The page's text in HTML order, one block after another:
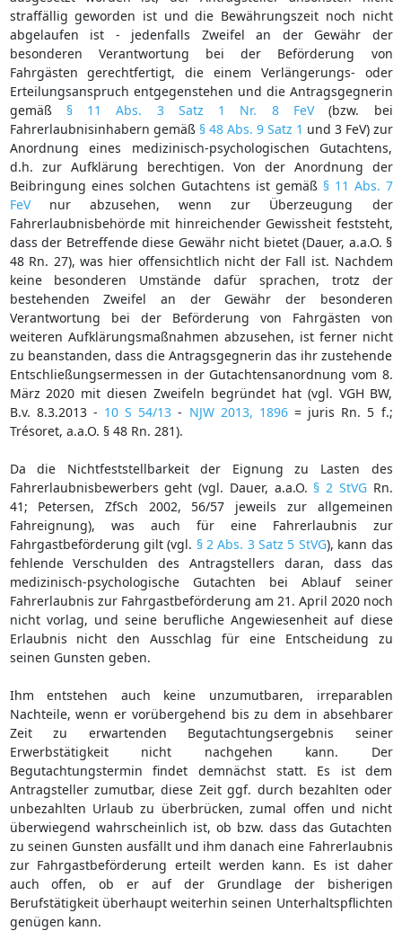
straffällig geworden ist und die Bewährungszeit noch nicht
abgelaufen ist - jedenfalls Zweifel an der Gewähr der
besonderen Verantwortung bei der Beförderung von
Fahrgästen gerechtfertigt, die einem Verlängerungs- oder
Erteilungsanspruch entgegenstehen und die Antragsgegnerin
gemäß § 11 Abs. 3 Satz 1 Nr. 8 FeV(bzw. bei
Fahrerlaubnisinhabern gemäß § 48 Abs. 9 Satz 1 und 3 FeV) zur
Anordnung eines medizinisch-psychologischen Gutachtens,
d.h. zur Aufklärung berechtigen. Von der Anordnung der
Beibringung eines solchen Gutachtens ist gemäß § 11 Abs. 7
FeVnur abzusehen, wenn zur Überzeugung der
Fahrerlaubnisbehörde mit hinreichender Gewissheit feststeht,
dass der Betreffende diese Gewähr nicht bietet (Dauer, a.a.O. §
48 Rn. 27), was hier offensichtlich nicht der Fall ist. Nachdem
keine besonderen Umstände dafür sprachen, trotz der
bestehenden Zweifel an der Gewähr der besonderen
Verantwortung bei der Beförderung von Fahrgästen von
weiteren Aufklärungsmaßnahmen abzusehen, ist ferner nicht
zu beanstanden, dass die Antragsgegnerin das ihr zustehende
Entschließungsermessen in der Gutachtensanordnung vom 8.
März 2020 mit diesen Zweifeln begründet hat (vgl. VGH BW,
B.v. 8.3.2013 - 10 S 54/13 - NJW 2013, 1896= juris Rn. 5 f.;
Trésoret, a.a.O. § 48 Rn. 281).
Da die Nichtfeststellbarkeit der Eignung zu Lasten des
Fahrerlaubnisbewerbers geht (vgl. Dauer, a.a.O. § 2 StVGRn.
41; Petersen, ZfSch 2002, 56/57 jeweils zur allgemeinen
Fahreignung), was auch für eine Fahrerlaubnis zur
Fahrgastbeförderung gilt (vgl. § 2 Abs. 3 Satz 5 StVG), kann das
fehlende Verschulden des Antragstellers daran, dass das
medizinisch-psychologische Gutachten bei Ablauf seiner
Fahrerlaubnis zur Fahrgastbeförderung am 21. April 2020 noch
nicht vorlag, und seine berufliche Angewiesenheit auf diese
Erlaubnis nicht den Ausschlag für eine Entscheidung zu
seinen Gunsten geben.
Ihm entstehen auch keine unzumutbaren, irreparablen
Nachteile, wenn er vorübergehend bis zu dem in absehbarer
Zeit zu erwartenden Begutachtungsergebnis seiner
Erwerbstätigkeit nicht nachgehen kann. Der
Begutachtungstermin findet demnächst statt. Es ist dem
Antragsteller zumutbar, diese Zeit ggf. durch bezahlten oder
unbezahlten Urlaub zu überbrücken, zumal offen und nicht
überwiegend wahrscheinlich ist, ob bzw. dass das Gutachten
zu seinen Gunsten ausfällt und ihm danach eine Fahrerlaubnis
zur Fahrgastbeförderung erteilt werden kann. Es ist daher
auch offen, ob er auf der Grundlage der bisherigen
Berufstätigkeit überhaupt weiterhin seinen Unterhaltspflichten
genügen kann.